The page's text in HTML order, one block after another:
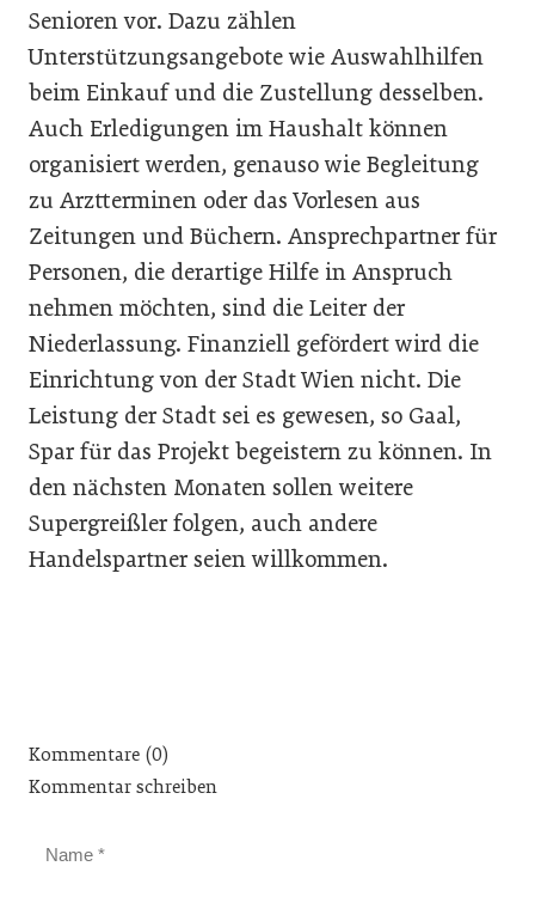
Senioren vor. Dazu zählen
Unterstützungsangebote wie Auswahlhilfen
beim Einkauf und die Zustellung desselben.
Auch Erledigungen im Haushalt können
organisiert werden, genauso wie Begleitung
zu Arztterminen oder das Vorlesen aus
Zeitungen und Büchern. Ansprechpartner für
Personen, die derartige Hilfe in Anspruch
nehmen möchten, sind die Leiter der
Niederlassung. Finanziell gefördert wird die
Einrichtung von der Stadt Wien nicht. Die
Leistung der Stadt sei es gewesen, so Gaal,
Spar für das Projekt begeistern zu können. In
den nächsten Monaten sollen weitere
Supergreißler folgen, auch andere
Handelspartner seien willkommen.
Kommentare (0)
Kommentar schreiben